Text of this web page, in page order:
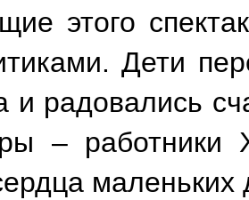
этого
Дети
и радовались
– работники
маленьких